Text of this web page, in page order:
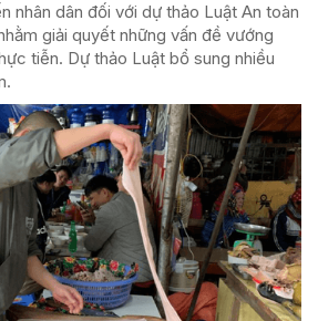
nhân dân đối với dự thảo Luật An toàn
giải quyết những vấn đề vướng
tiễn. Dự thảo Luật bổ sung nhiều